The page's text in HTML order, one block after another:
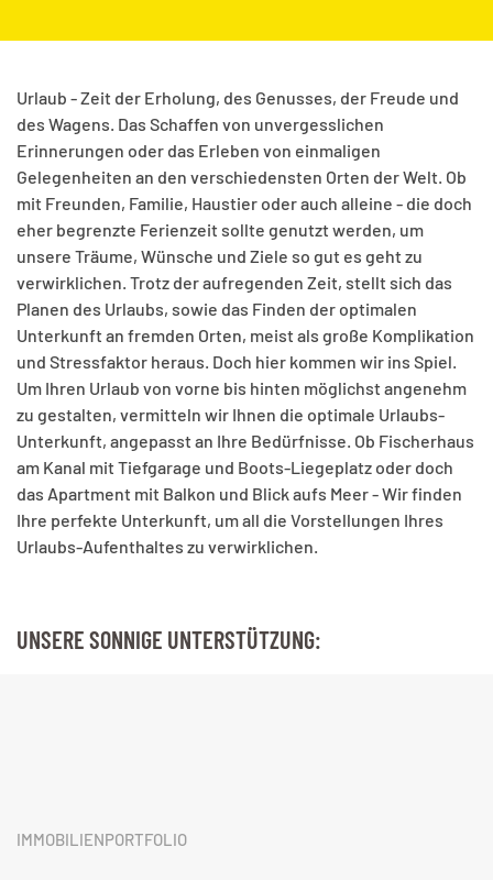
Urlaub - Zeit der Erholung, des Genusses, der Freude und
des Wagens. Das Schaffen von unvergesslichen
Erinnerungen oder das Erleben von einmaligen
Gelegenheiten an den verschiedensten Orten der Welt. Ob
mit Freunden, Familie, Haustier oder auch alleine - die doch
eher begrenzte Ferienzeit sollte genutzt werden, um
unsere Träume, Wünsche und Ziele so gut es geht zu
verwirklichen. Trotz der aufregenden Zeit, stellt sich das
Planen des Urlaubs, sowie das Finden der optimalen
Unterkunft an fremden Orten, meist als große Komplikation
und Stressfaktor heraus. Doch hier kommen wir ins Spiel.
Um Ihren Urlaub von vorne bis hinten möglichst angenehm
zu gestalten, vermitteln wir Ihnen die optimale Urlaubs-
Unterkunft, angepasst an Ihre Bedürfnisse. Ob Fischerhaus
am Kanal mit Tiefgarage und Boots-Liegeplatz oder doch
das Apartment mit Balkon und Blick aufs Meer - Wir finden
Ihre perfekte Unterkunft, um all die Vorstellungen Ihres
Urlaubs-Aufenthaltes zu verwirklichen.
UNSERE SONNIGE UNTERSTÜTZUNG:
IMMOBILIENPORTFOLIO